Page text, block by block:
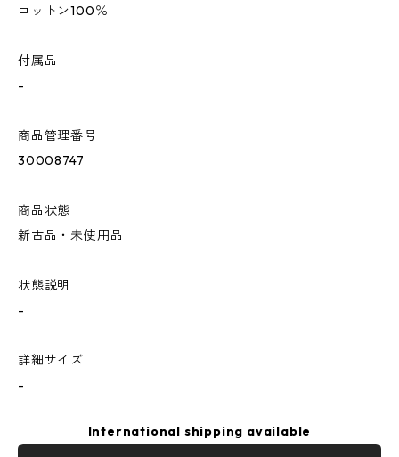
コットン100％
付属品
-
商品管理番号
30008747
商品状態
新古品・未使用品
状態説明
-
詳細サイズ
-
International shipping available